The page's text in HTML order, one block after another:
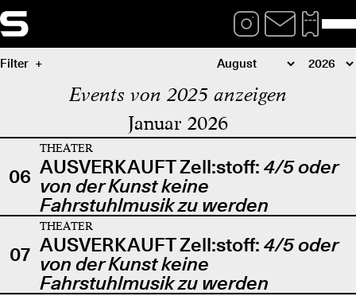
Filter
Events von 2025 anzeigen
Januar 2026
06
THEATER
AUSVERKAUFT Zell:stoff: 4/5 oder
von der Kunst keine
Fahrstuhlmusik zu werden
07
THEATER
AUSVERKAUFT Zell:stoff: 4/5 oder
von der Kunst keine
Fahrstuhlmusik zu werden